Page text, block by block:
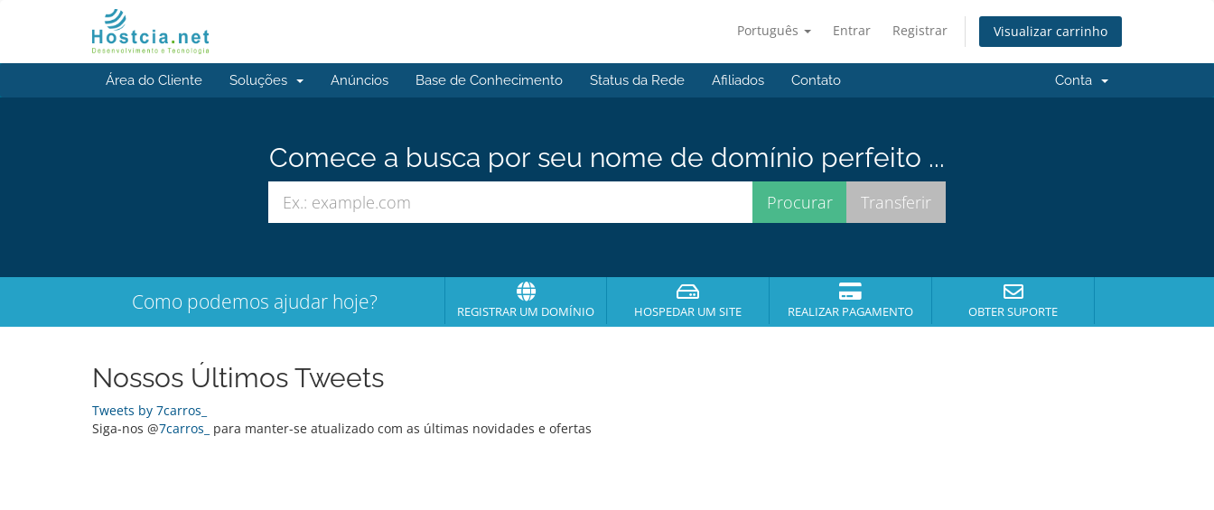
Português Entrar Registrar Visualizar carrinho
Área do Cliente Soluções Anúncios Base de Conhecimento Status da Rede Afiliados Contato Conta
Comece a busca por seu nome de domínio perfeito ...
Como podemos ajudar hoje? REGISTRAR UM DOMÍNIO HOSPEDAR UM SITE REALIZAR PAGAMENTO OBTER SUPORTE
Nossos Últimos Tweets
Tweets by 7carros_
Siga-nos @7carros_ para manter-se atualizado com as últimas novidades e ofertas